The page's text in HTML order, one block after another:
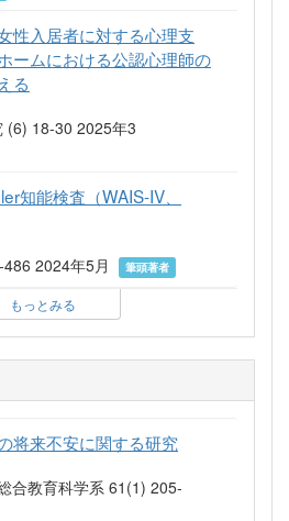
性入居者に対する心理支
ームにおける公認心理師の
る
(6) 18-30 2025年3
知能検査（WAIS-IV、
2024年5月
筆頭著者
もっとみる
将来不安に関する研究
合教育科学系 61(1) 205-